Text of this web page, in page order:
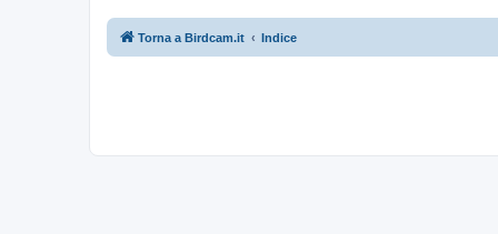
Torna a Birdcam.it Indice